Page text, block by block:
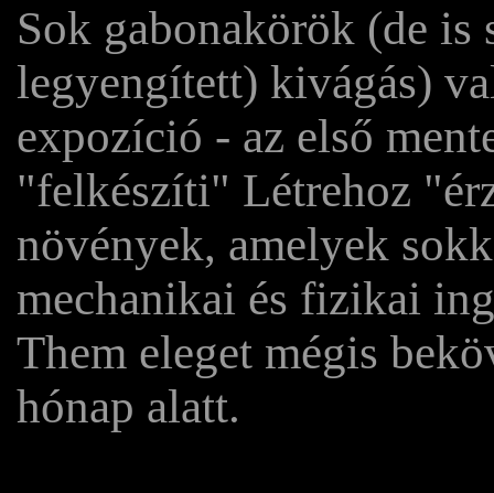
Sok gabonakörök (de is
legyengített) kivágás)
expozíció - az első
"felkészíti" Létrehoz
növények, amelyek
mechanikai és fizikai
Them eleget mégis
hónap alatt.